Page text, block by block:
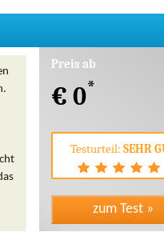
SUCHEN
Preis ab
€ 0*
Testurteil: SEHR